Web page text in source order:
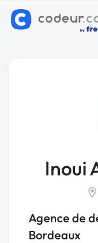
Inoui
Agence de
Bordeaux